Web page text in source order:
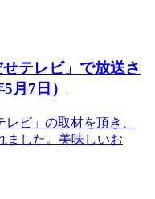
テレビ」で放送さ
月7日）
ビ」の取材を頂き、
ました。美味しいお